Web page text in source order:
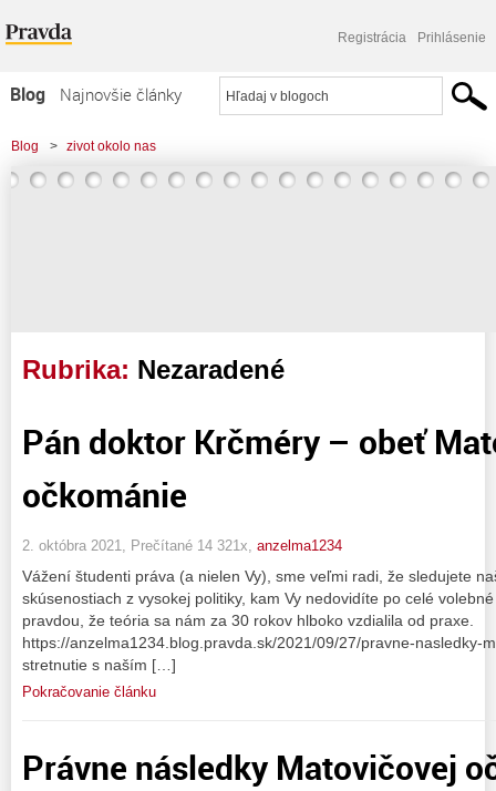
Registrácia Prihlásenie
Blog
Najnovšie články
Najčítanejšie články
Najkomentovanejšie články
Blog > zivot okolo nas
Rubrika: Nezaradené
Pán doktor Krčméry – obeť
očkománie
2. októbra 2021, Prečítané 14 321x, anzelma1234
Vážení študenti práva (a nielen Vy), sme veľmi radi, že sledujete
skúsenostiach z vysokej politiky, kam Vy nedovidíte po celé
pravdou, že teória sa nám za 30 rokov hlboko vzdialila od praxe.
https://anzelma1234.blog.pravda.sk/2021/09/27/pravne-nasledky-
stretnutie s naším […]
Pokračovanie článku
Právne následky Matovičovej